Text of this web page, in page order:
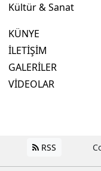
Kültür & Sanat
KÜNYE
İLETİŞİM
GALERİLER
VİDEOLAR
RSS